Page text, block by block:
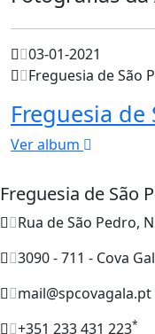
03-01-2021
Freguesia de São
Freguesia de
Ver album
Freguesia de São
Rua de São Pedro,
3090 - 711 - Cova
mail@spcovagala.pt
+351 233 431 223*